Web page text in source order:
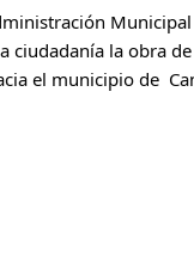
ciudadanía la obra
el municipio de